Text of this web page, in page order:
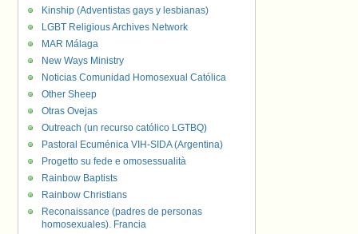
Kinship (Adventistas gays y lesbianas)
LGBT Religious Archives Network
MAR Málaga
New Ways Ministry
Noticias Comunidad Homosexual Católica
Other Sheep
Otras Ovejas
Outreach (un recurso católico LGTBQ)
Pastoral Ecuménica VIH-SIDA (Argentina)
Progetto su fede e omosessualità
Rainbow Baptists
Rainbow Christians
Reconaissance (padres de personas
homosexuales). Francia